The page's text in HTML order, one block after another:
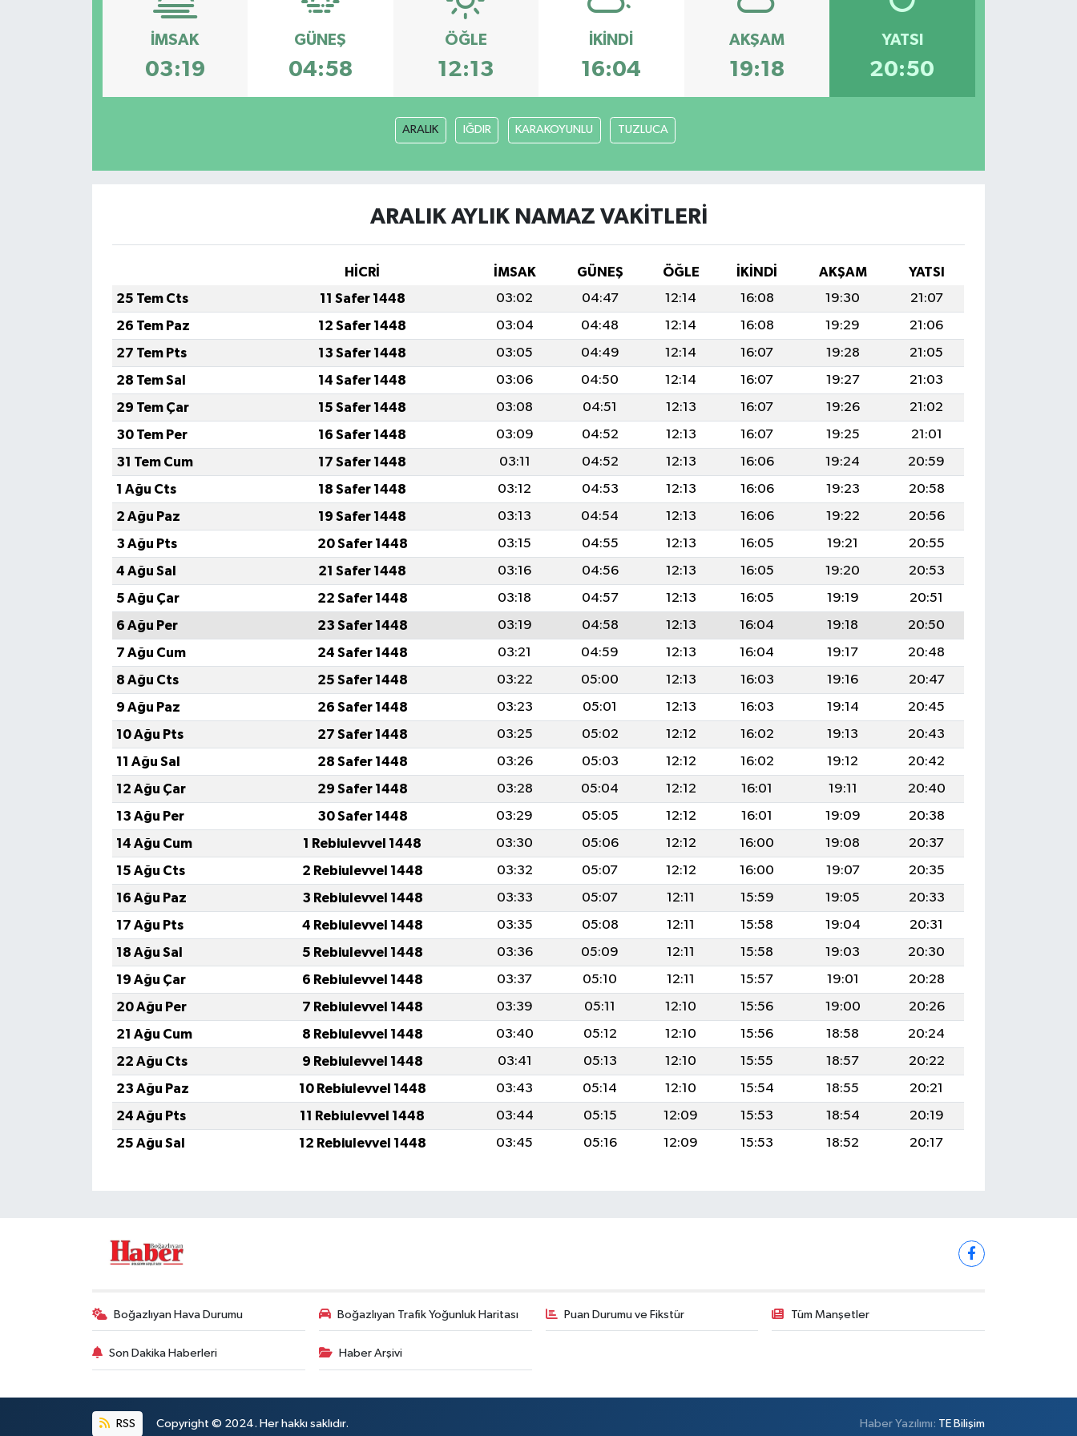
İMSAK
03:19
GÜNEŞ
04:58
ÖĞLE
12:13
İKINDI
16:04
AKŞAM
19:18
YATSI
20:50
ARALIK IĞDIR KARAKOYUNLU TUZLUCA
ARALIK AYLIK NAMAZ VAKITLERI
HİCRİ İMSAK GÜNEŞ ÖĞLE İKINDI AKŞAM
YATSI
25 Tem Cts
11 Safer 1448 03:02 04:47 12:14 16:08 19:30
21:07
26 Tem Paz
12 Safer 1448 03:04 04:48 12:14 16:08 19:29
21:06
27 Tem Pts
13 Safer 1448 03:05 04:49 12:14 16:07 19:28
21:05
28 Tem Sal
14 Safer 1448 03:06 04:50 12:14 16:07 19:27
21:03
29 Tem Çar
15 Safer 1448 03:08 04:51 12:13 16:07 19:26
21:02
30 Tem Per
16 Safer 1448 03:09 04:52 12:13 16:07 19:25
21:01
31 Tem Cum
17 Safer 1448 03:11 04:52 12:13 16:06 19:24
20:59
1 Ağu Cts
18 Safer 1448 03:12 04:53 12:13 16:06 19:23
20:58
2 Ağu Paz
19 Safer 1448 03:13 04:54 12:13 16:06 19:22
20:56
3 Ağu Pts
20 Safer 1448 03:15 04:55 12:13 16:05 19:21
20:55
4 Ağu Sal
21 Safer 1448 03:16 04:56 12:13 16:05 19:20
20:53
5 Ağu Çar
22 Safer 1448 03:18 04:57 12:13 16:05 19:19
20:51
6 Ağu Per
23 Safer 1448 03:19 04:58 12:13 16:04 19:18
20:50
7 Ağu Cum
24 Safer 1448 03:21 04:59 12:13 16:04 19:17
20:48
8 Ağu Cts
25 Safer 1448 03:22 05:00 12:13 16:03 19:16
20:47
9 Ağu Paz
26 Safer 1448 03:23 05:01 12:13 16:03 19:14
20:45
10 Ağu Pts
27 Safer 1448 03:25 05:02 12:12 16:02 19:13
20:43
11 Ağu Sal
28 Safer 1448 03:26 05:03 12:12 16:02 19:12
20:42
12 Ağu Çar
29 Safer 1448 03:28 05:04 12:12 16:01 19:11
20:40
13 Ağu Per
30 Safer 1448 03:29 05:05 12:12 16:01 19:09
20:38
14 Ağu Cum
1 Rebiulevvel 1448 03:30 05:06 12:12 16:00 19:08
20:37
15 Ağu Cts
2 Rebiulevvel 1448 03:32 05:07 12:12 16:00 19:07
20:35
16 Ağu Paz
3 Rebiulevvel 1448 03:33 05:07 12:11 15:59 19:05
20:33
17 Ağu Pts
4 Rebiulevvel 1448 03:35 05:08 12:11 15:58 19:04
20:31
18 Ağu Sal
5 Rebiulevvel 1448 03:36 05:09 12:11 15:58 19:03
20:30
19 Ağu Çar
6 Rebiulevvel 1448 03:37 05:10 12:11 15:57 19:01
20:28
20 Ağu Per
7 Rebiulevvel 1448 03:39 05:11 12:10 15:56 19:00
20:26
21 Ağu Cum
8 Rebiulevvel 1448 03:40 05:12 12:10 15:56 18:58
20:24
22 Ağu Cts
9 Rebiulevvel 1448 03:41 05:13 12:10 15:55 18:57
20:22
23 Ağu Paz
10 Rebiulevvel 1448 03:43 05:14 12:10 15:54 18:55
20:21
24 Ağu Pts
11 Rebiulevvel 1448 03:44 05:15 12:09 15:53 18:54
20:19
25 Ağu Sal
12 Rebiulevvel 1448 03:45 05:16 12:09 15:53 18:52 20:17
Boğazlıyan Hava Durumu Boğazlıyan Trafik Yoğunluk Haritası Puan Durumu ve Fikstür Tüm Manşetler
Son Dakika Haberleri Haber Arşivi
RSS Copyright © 2024. Her hakkı saklıdır. Haber Yazılımı: TE Bilişim